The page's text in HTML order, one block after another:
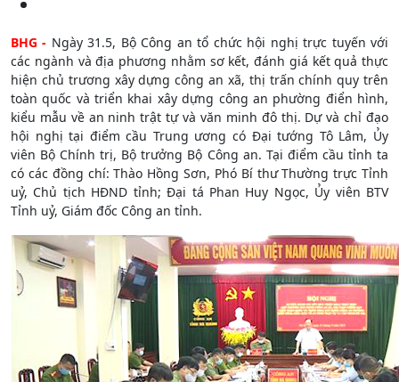
BHG - Ngày 31.5, Bộ Công an tổ chức hội nghị trực tuyến với
các ngành và địa phương nhằm sơ kết, đánh giá kết quả thực
hiện chủ trương xây dựng công an xã, thị trấn chính quy trên
toàn quốc và triển khai xây dựng công an phường điển hình,
kiểu mẫu về an ninh trật tự và văn minh đô thị. Dự và chỉ đạo
hội nghị tại điểm cầu Trung ương có Đại tướng Tô Lâm, Ủy
viên Bộ Chính trị, Bộ trưởng Bộ Công an. Tại điểm cầu tỉnh ta
có các đồng chí: Thào Hồng Sơn, Phó Bí thư Thường trực Tỉnh
uỷ, Chủ tịch HĐND tỉnh; Đại tá Phan Huy Ngọc, Ủy viên BTV
Tỉnh uỷ, Giám đốc Công an tỉnh.